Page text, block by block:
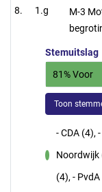
1.g
M-3
Stemuitslag
81% Voor
Toon
- CDA (4),
Noordwijk
(4), -